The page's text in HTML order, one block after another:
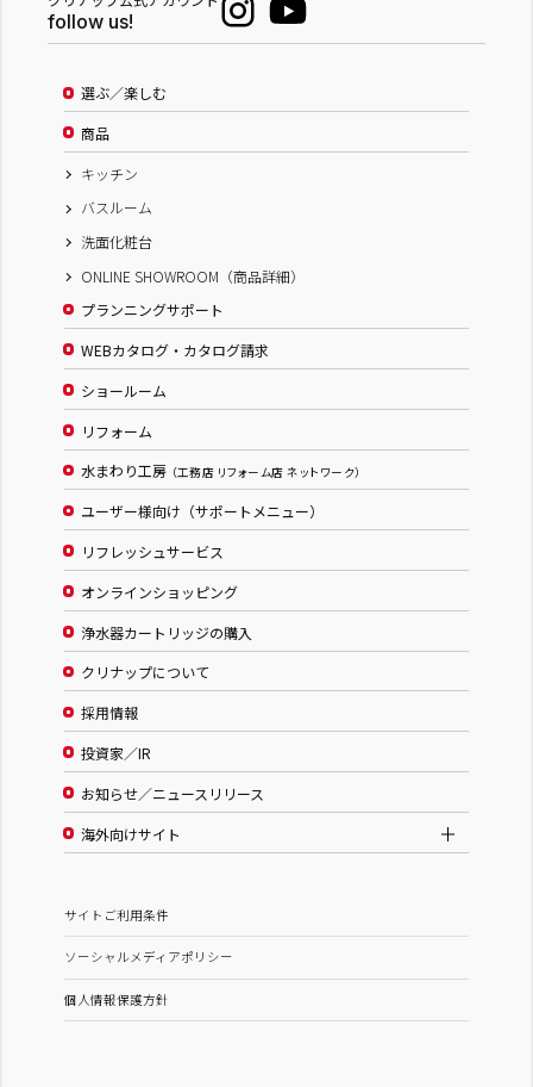
follow us!
選ぶ／楽しむ
商品
キッチン
バスルーム
洗面化粧台
ONLINE SHOWROOM（商品詳細）
プランニングサポート
WEBカタログ・カタログ請求
ショールーム
リフォーム
水まわり工房 （工務店 リフォーム店 ネットワーク）
ユーザー様向け（サポートメニュー）
リフレッシュサービス
オンラインショッピング
浄水器カートリッジの購入
クリナップについて
採用情報
投資家／IR
お知らせ／ニュースリリース
海外向けサイト
サイトご利用条件
ソーシャルメディアポリシー
個人情報保護方針